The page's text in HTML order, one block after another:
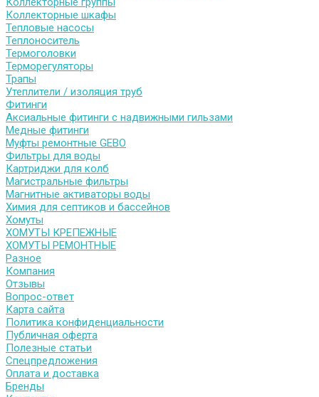
Коллекторные шкафы
Тепловые насосы
Теплоноситель
Термоголовки
Терморегуляторы
Трапы
Утеплители / изоляция труб
Фитинги
Аксиальные фитинги с надвижными гильзами
Медные фитинги
Муфты ремонтные GEBO
Фильтры для воды
Картриджи для колб
Магистральные фильтры
Магнитные активаторы воды
Химия для септиков и бассейнов
Хомуты
ХОМУТЫ КРЕПЕЖНЫЕ
ХОМУТЫ РЕМОНТНЫЕ
Разное
Компания
Отзывы
Вопрос-ответ
Карта сайта
Политика конфиденциальности
Публичная оферта
Полезные статьи
Спецпредложения
Оплата и доставка
Бренды